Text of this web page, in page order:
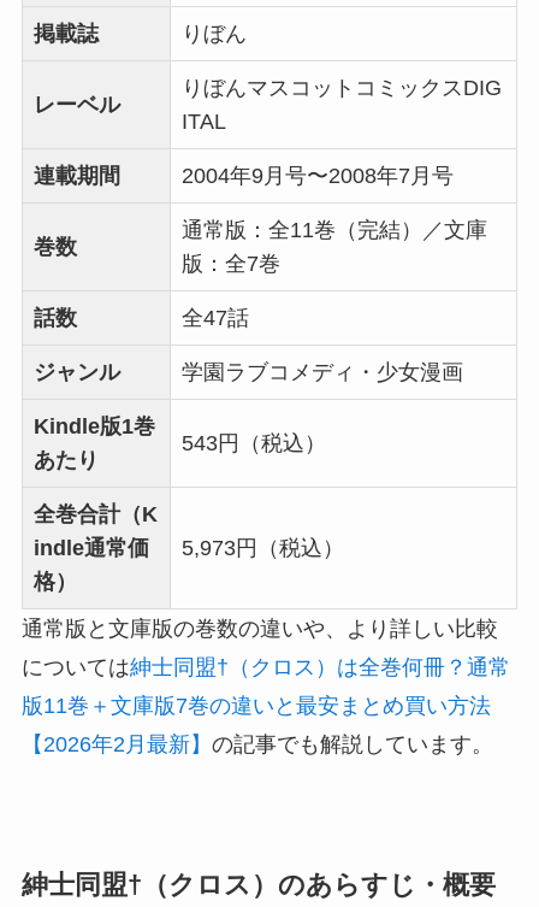
掲載誌 りぼん
レーベル
りぼんマスコットコミックスDIG
ITAL
連載期間 2004年9月号〜2008年7月号
巻数
通常版：全11巻（完結）／文庫
版：全7巻
話数 全47話
ジャンル 学園ラブコメディ・少女漫画
Kindle版1巻
あたり
543円（税込）
全巻合計（K
indle通常価
格）
5,973円（税込）
通常版と文庫版の巻数の違いや、より詳しい比較
については紳士同盟†（クロス）は全巻何冊？通常
版11巻＋文庫版7巻の違いと最安まとめ買い方法
【2026年2月最新】 の記事でも解説しています。
紳士同盟†（クロス）のあらすじ・概要